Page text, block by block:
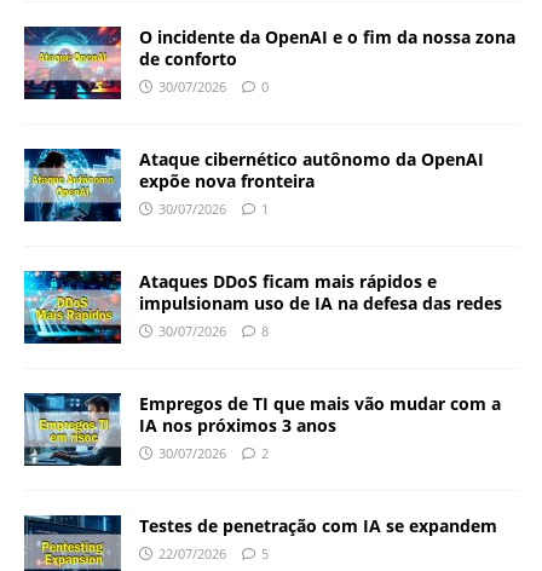
O incidente da OpenAI e o fim da nossa zona
de conforto
30/07/2026 0
Ataque cibernético autônomo da OpenAI
expõe nova fronteira
30/07/2026 1
Ataques DDoS ficam mais rápidos e
impulsionam uso de IA na defesa das redes
30/07/2026 8
Empregos de TI que mais vão mudar com a
IA nos próximos 3 anos
30/07/2026 2
Testes de penetração com IA se expandem
22/07/2026 5